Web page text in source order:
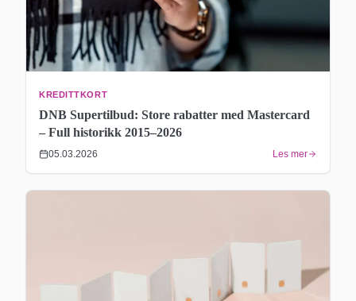
KREDITTKORT
DNB Supertilbud: Store rabatter med Mastercard
– Full historikk 2015–2026
05.03.2026 Les mer